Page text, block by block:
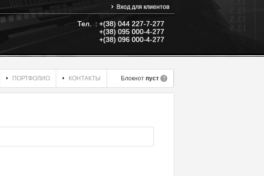
Вход для клиентов
Тел. : +(38) 044 227-7-277
+(38) 095 000-4-277
+(38) 096 000-4-277
ПОРТФОЛИО КОНТАКТЫ Блокнот пуст